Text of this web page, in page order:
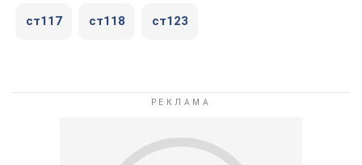
ст117 ст118 ст123